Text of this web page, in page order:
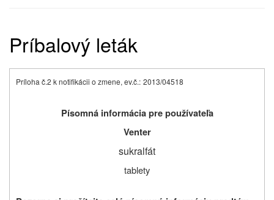
Príbalový leták
Príloha č.2 k notifikácii o zmene, ev.č.: 2013/04518
Písomná informácia pre používateľa
Venter
sukralfát
tablety